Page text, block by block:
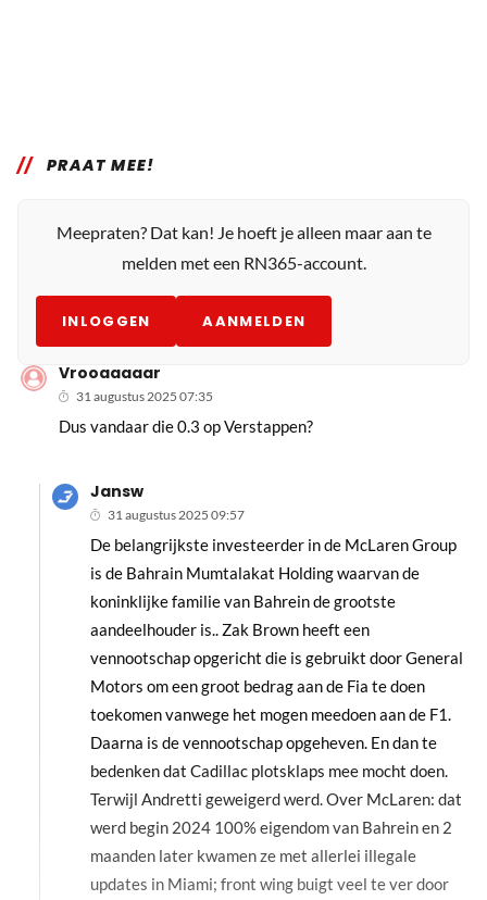
PRAAT MEE!
Meepraten? Dat kan! Je hoeft je alleen maar aan te
melden met een RN365-account.
INLOGGEN AANMELDEN
Vrooaaaaar
31 augustus 2025 07:35
Dus vandaar die 0.3 op Verstappen?
Jansw
31 augustus 2025 09:57
De belangrijkste investeerder in de McLaren Group
is de Bahrain Mumtalakat Holding waarvan de
koninklijke familie van Bahrein de grootste
aandeelhouder is.. Zak Brown heeft een
vennootschap opgericht die is gebruikt door General
Motors om een groot bedrag aan de Fia te doen
toekomen vanwege het mogen meedoen aan de F1.
Daarna is de vennootschap opgeheven. En dan te
bedenken dat Cadillac plotsklaps mee mocht doen.
Terwijl Andretti geweigerd werd. Over McLaren: dat
werd begin 2024 100% eigendom van Bahrein en 2
maanden later kwamen ze met allerlei illegale
updates in Miami; front wing buigt veel te ver door